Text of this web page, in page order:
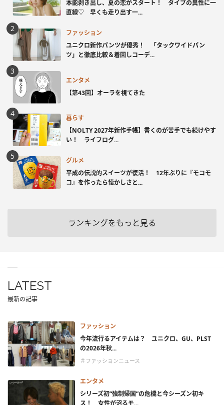
本能剥き出し、夏の恋がスタート！ タイプの異性に一
直線♡ 早くも走り出す一...
ファッション
ユニクロ新作パンツが優秀！ 「タックワイドパン
ツ」と徹底比較＆着回しコーデ...
エンタメ
【第43回】オーラを視てきた
暮らす
【NOLTY 2027年新作手帳】書くのが苦手でも続けやす
い！ ライフログ...
グルメ
平成の伝説的スイーツが復活！ 12年ぶりに『モコモ
コ』を作ったら懐かしさと...
ランキングをもっと見る
LATEST
最新の記事
ファッション
今年流行るアイテムは？ ユニクロ、GU、PLST
の2026年秋...
＃ファッションニュース
エンタメ
シリーズ初“強制帰国”の危機と今シーズン初キ
ス！ 女性が沼るモ...